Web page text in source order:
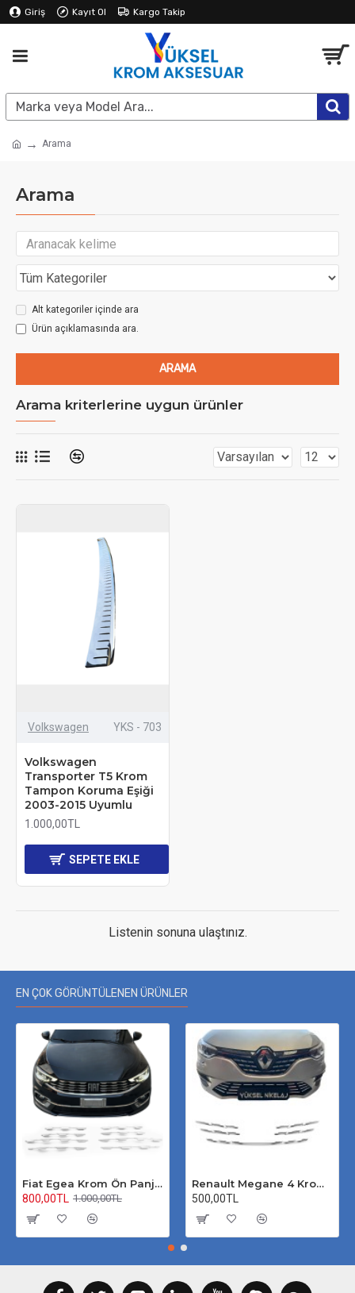
Giriş Kayıt Ol Kargo Takip
Arama
Arama
Alt kategoriler içinde ara
Ürün açıklamasında ara.
ARAMA
Arama kriterlerine uygun ürünler
Volkswagen YKS - 703
Volkswagen
Transporter T5 Krom
Tampon Koruma Eşiği
2003-2015 Uyumlu
1.000,00TL
SEPETE EKLE
Listenin sonuna ulaştınız.
EN ÇOK GÖRÜNTÜLENEN ÜRÜNLER
Fiat Egea Krom Ön Panjur 2020 Üzeri Uyumlu
800,00TL 1.000,00TL
Renault Megane 4 Krom Ön Panjur 2020 Üzeri
500,00TL